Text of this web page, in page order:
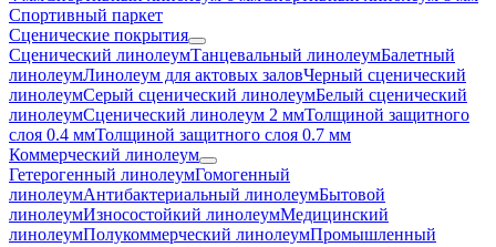
Спортивный паркет
Сценические покрытия
Сценический линолеумТанцевальный линолеумБалетный
линолеумЛинолеум для актовых заловЧерный сценический
линолеумСерый сценический линолеумБелый сценический
линолеумСценический линолеум 2 ммТолщиной защитного
слоя 0.4 ммТолщиной защитного слоя 0.7 мм
Коммерческий линолеум
Гетерогенный линолеумГомогенный
линолеумАнтибактериальный линолеумБытовой
линолеумИзносостойкий линолеумМедицинский
линолеумПолукоммерческий линолеумПромышленный